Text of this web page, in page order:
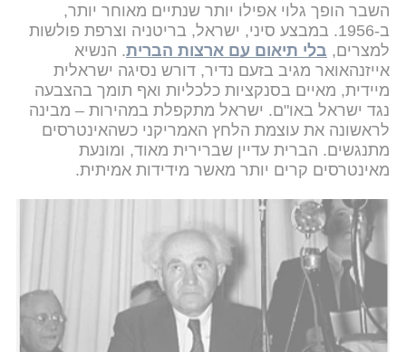
השבר הופך גלוי אפילו יותר שנתיים מאוחר יותר,
ב-1956. במבצע סיני, ישראל, בריטניה וצרפת פולשות
למצרים, בלי תיאום עם ארצות הברית. הנשיא
אייזנהאואר מגיב בזעם נדיר, דורש נסיגה ישראלית
מיידית, מאיים בסנקציות כלכליות ואף תומך בהצבעה
נגד ישראל באו"ם. ישראל מתקפלת במהירות – מבינה
לראשונה את עוצמת הלחץ האמריקני כשהאינטרסים
מתנגשים. הברית עדיין שברירית מאוד, ומונעת
מאינטרסים קרים יותר מאשר מידידות אמיתית.